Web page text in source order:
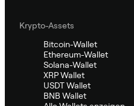
Krypto-Assets
Bitcoin-Wallet
Ethereum-Wallet
Solana-Wallet
XRP Wallet
USDT Wallet
BNB Wallet